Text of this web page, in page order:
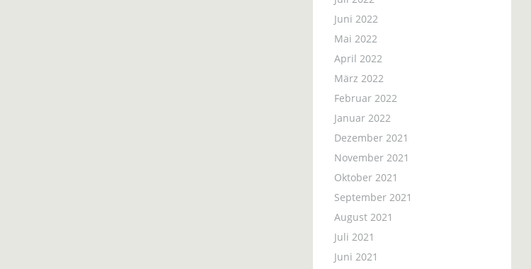
Juni 2022
Mai 2022
April 2022
März 2022
Februar 2022
Januar 2022
Dezember 2021
November 2021
Oktober 2021
September 2021
August 2021
Juli 2021
Juni 2021